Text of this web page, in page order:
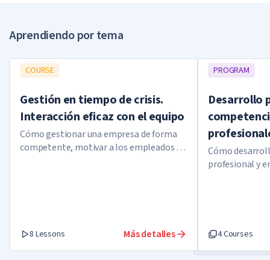
Aprendiendo por tema
COURSE
Gestión en tiempo de crisis.
Interacción eficaz con el equipo
Cómo gestionar una empresa de forma
competente, motivar a los empleados en
8 Lessons Más detalles
PROGRAM
Desarrollo
Cómo
profesional y
4 Courses